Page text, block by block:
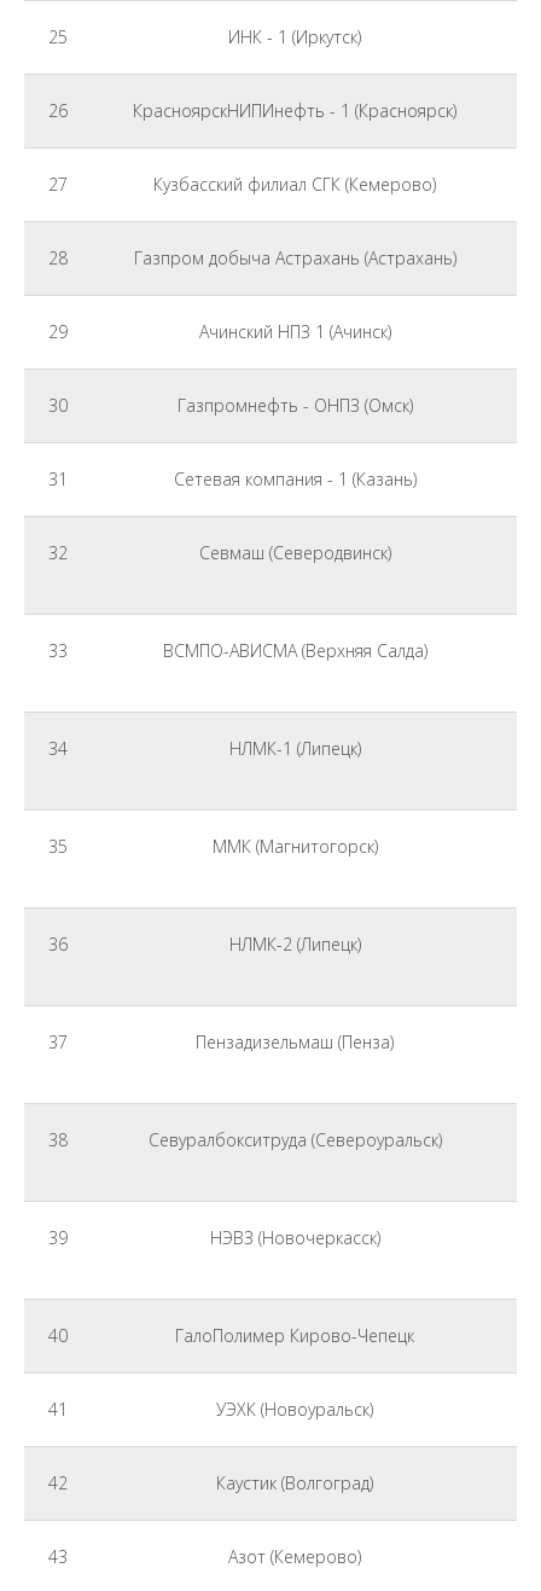
25 ИНК - 1 (Иркутск)
26 КрасноярскНИПИнефть - 1 (Красноярск)
27 Кузбасский филиал СГК (Кемерово)
28 Газпром добыча Астрахань (Астрахань)
29 Ачинский НПЗ 1 (Ачинск)
30 Газпромнефть - ОНПЗ (Омск)
31 Сетевая компания - 1 (Казань)
32 Севмаш (Северодвинск)
33 ВСМПО-АВИСМА (Верхняя Салда)
34 НЛМК-1 (Липецк)
35 ММК (Магнитогорск)
36 НЛМК-2 (Липецк)
37 Пензадизельмаш (Пенза)
38 Севуралбокситруда (Североуральск)
39 НЭВЗ (Новочеркасск)
40 ГалоПолимер Кирово-Чепецк
41 УЭХК (Новоуральск)
42 Каустик (Волгоград)
43 Азот (Кемерово)